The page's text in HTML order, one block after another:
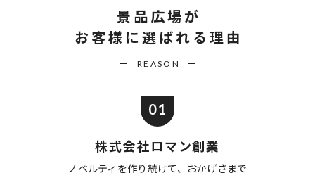
景品広場が
お客様に選ばれる理由
REASON
01
株式会社ロマン創業
ノベルティを作り続けて、 おかげさまで